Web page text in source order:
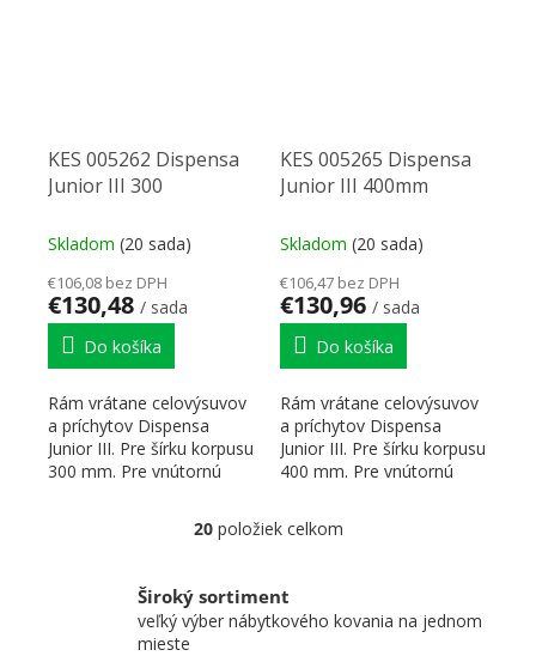
KES 005262 Dispensa
Junior III 300
Skladom (20 sada)
€106,08 bez DPH
€130,48 / sada
Do košíka
Rám vrátane celovýsuvov
a príchytov Dispensa
Junior III. Pre šírku korpusu
300 mm. Pre vnútornú
KES 005265 Dispensa
Junior III 400mm
Skladom (20 sada)
€106,47 bez DPH
€130,96 / sada
Do košíka
Rám vrátane celovýsuvov
a príchytov Dispensa
Junior III. Pre šírku korpusu
400 mm. Pre vnútornú
Ovládacie prvky výpisu
20položiek celkom
Široký sortiment
veľký výber nábytkového kovania na jednom
mieste